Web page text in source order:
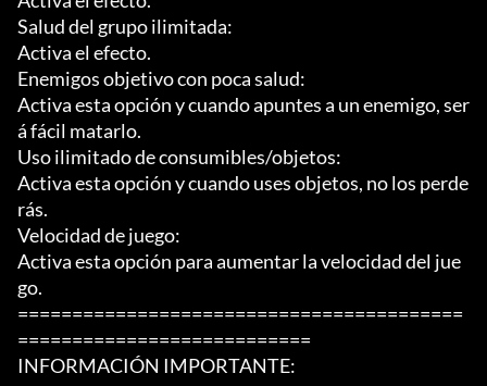
Salud del grupo ilimitada:
Activa el efecto.
Enemigos objetivo con poca salud:
Activa esta opción y cuando apuntes a un enemigo, ser
á fácil matarlo.
Uso ilimitado de consumibles/objetos:
Activa esta opción y cuando uses objetos, no los perde
rás.
Velocidad de juego:
Activa esta opción para aumentar la velocidad del jue
go.
=========================================
===========================
INFORMACIÓN IMPORTANTE: